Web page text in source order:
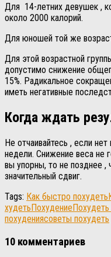
Для 14-летних девушек ,
около 2000 калорий.
Для юношей той же
Для этой возрастной
допустимо снижение
15%. Радикальное
иметь негативные
Когда ждать
Не отчаивайтесь , если
недели. Снижение веса не
вы упорны, то не позднее ,
значительный сдвиг.
Tags: Как быстро похудеть
худетьПохудение
похудениясоветы похудеть
10 комментариев